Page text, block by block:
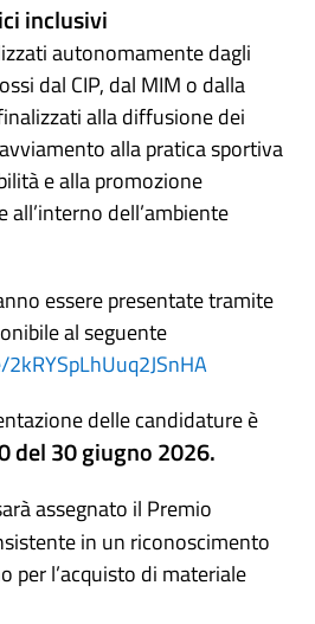
inclusivi
autonomamente dagli
dal CIP, dal MIM o dalla
alla diffusione dei
alla pratica sportiva
e alla promozione
all’interno dell’ambiente
essere presentate tramite
al seguente
delle candidature è
del 30 giugno 2026.
assegnato il Premio
in un riconoscimento
per l’acquisto di materiale